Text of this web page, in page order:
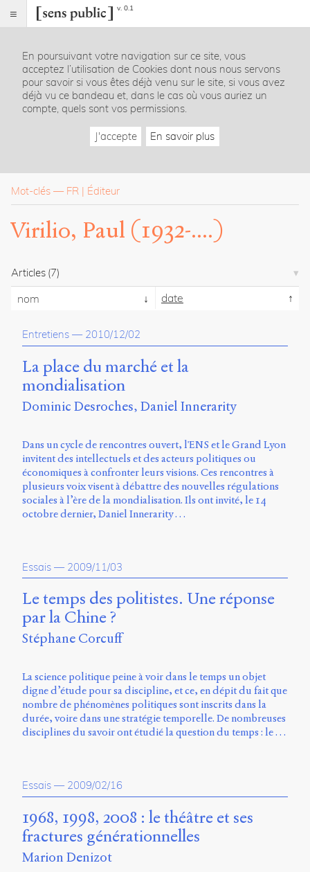
v. 0.1
Index
Rubriques
Essais
La
revue
Présentation
Publier
du
site
Archipel
En
ligne
Université
de
Sherbrooke
Campus
Local
B1-
150
Pl.
Charles-
Le
Longueuil
(QC)
0B7
Canada
3272
public
v.
0.1
(2020/03)
En poursuivant votre navigation sur ce site, vous
acceptez l’utilisation de Cookies dont nous nous servons
pour savoir si vous êtes déjà venu sur le site, si vous avez
déjà vu ce bandeau et, dans le cas où vous auriez un
compte, quels sont vos permissions.
J'accepte En savoir plus
Mot-clés — FR Éditeur
Virilio, Paul (1932-....)
Articles (7)
nom date
Entretiens — 2010/12/02
La place du marché et la
mondialisation
Dominic Desroches Daniel Innerarity
Dans un cycle de rencontres ouvert, l'ENS et le Grand Lyon
invitent des intellectuels et des acteurs politiques ou
économiques à confronter leurs visions. Ces rencontres à
plusieurs voix visent à débattre des nouvelles régulations
sociales à l’ère de la mondialisation. Ils ont invité, le 14
octobre dernier, Daniel Innerarity …
Essais — 2009/11/03
Le temps des politistes. Une réponse
par la Chine ?
Stéphane Corcuff
La science politique peine à voir dans le temps un objet
digne d’étude pour sa discipline, et ce, en dépit du fait que
nombre de phénomènes politiques sont inscrits dans la
durée, voire dans une stratégie temporelle. De nombreuses
disciplines du savoir ont étudié la question du temps : le …
Essais — 2009/02/16
1968, 1998, 2008 : le théâtre et ses
fractures générationnelles
Marion Denizot